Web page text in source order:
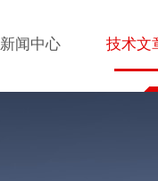
新闻中心 技术文